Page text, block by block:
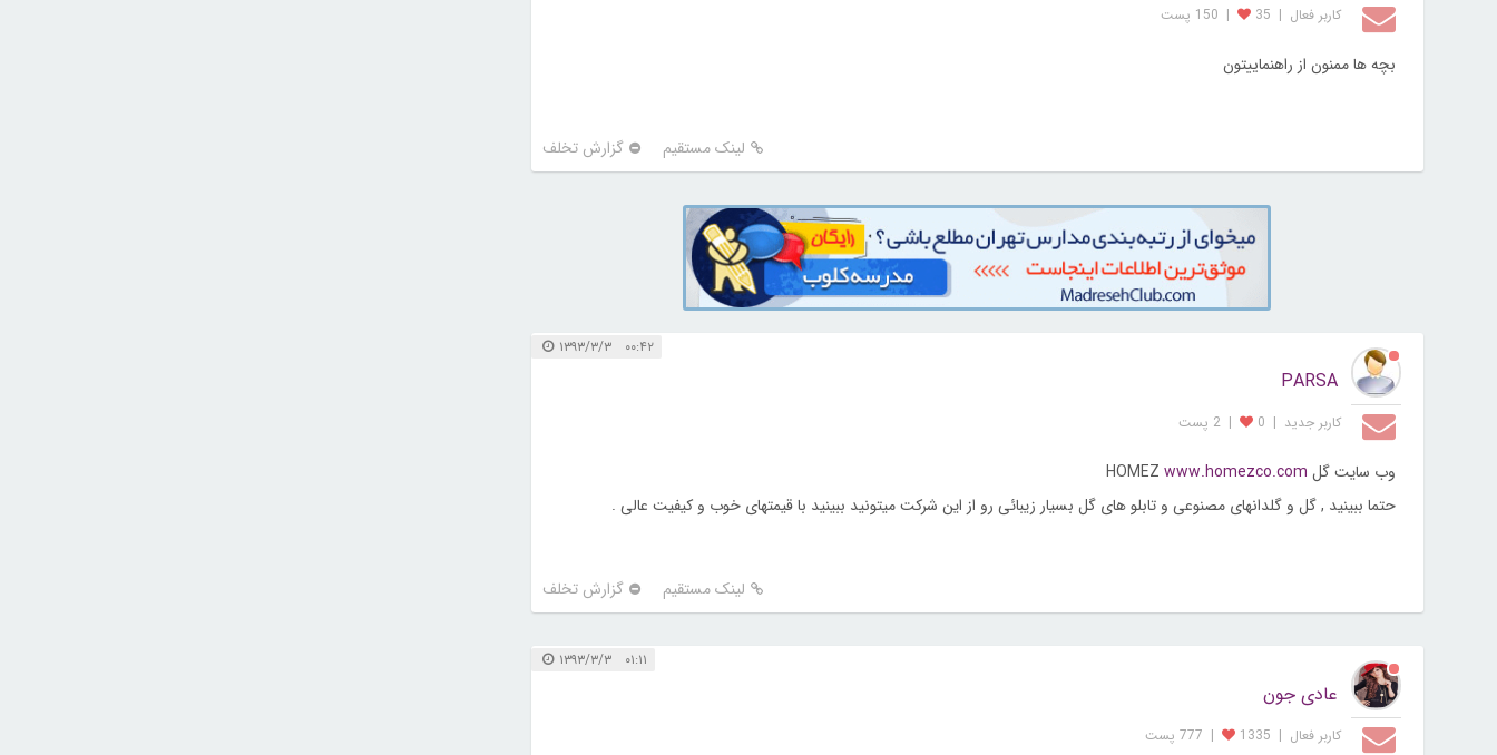
کاربر فعال |
35
| 150 پست
بچه ها ممنون از راهنماییتون
لینک مستقیم گزارش تخلف
۰۰:۴۲ ۱۳۹۳/۳/۳
PARSA
کاربر جديد |
0
| 2 پست
وب سایت گل HOMEZ www.homezco.com
حتما ببینید , گل و گلدانهای مصنوعی و تابلو های گل بسیار زیبائی رو از این شرکت میتونید ببینید با قیمتهای خوب و کیفیت عالی .
لینک مستقیم گزارش تخلف
۰۱:۱۱ ۱۳۹۳/۳/۳
عادی جون
کاربر فعال |
1335
| 777 پست